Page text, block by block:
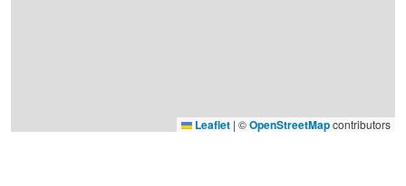
Leaflet | ©OpenStreetMapcontributors